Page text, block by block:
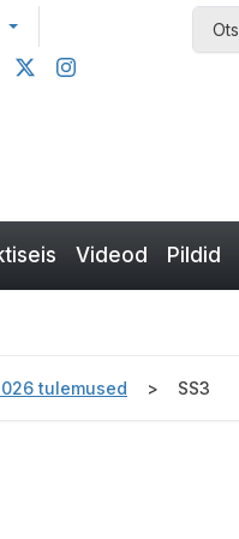
Videod Pildid
tulemused SS3